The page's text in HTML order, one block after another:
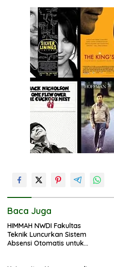
Baca Juga
HIMMAH NWDI Fakultas
Teknik Luncurkan Sistem
Absensi Otomatis untuk